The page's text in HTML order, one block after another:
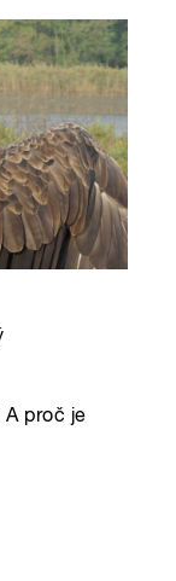
A proč je